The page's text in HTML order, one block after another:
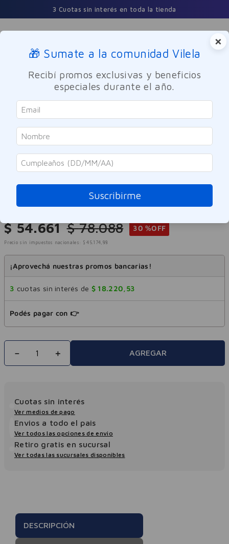
3 Cuotas sin interés en toda la tienda
Buscar
Dermocosmetica Facial Hidratante
La Roche Posay
Hidratante Facial La Roche-Posay
Toleriane Sensitive Crema 40ml
Referencia:-307465
$ 54.661 $ 78.088 30 %OFF
Precio sin impuestos nacionales: $ 45.174, 88
¡Aprovechá nuestras promos bancarias!
3 cuotas sin interés de $ 18.220, 53
Podés pagar con 👉
＋
－ AGREGAR
Cuotas sin interés
Ver medios de pago
Envios a todo el pais
Ver todos las opciones de envio
Retiro gratis en sucursal
Ver todas las sucursales disponibles
DESCRIPCIÓN
×
🎁 Sumate a la comunidad Vilela
Recibí promos exclusivas y beneficios
especiales durante el año.
Suscribirme